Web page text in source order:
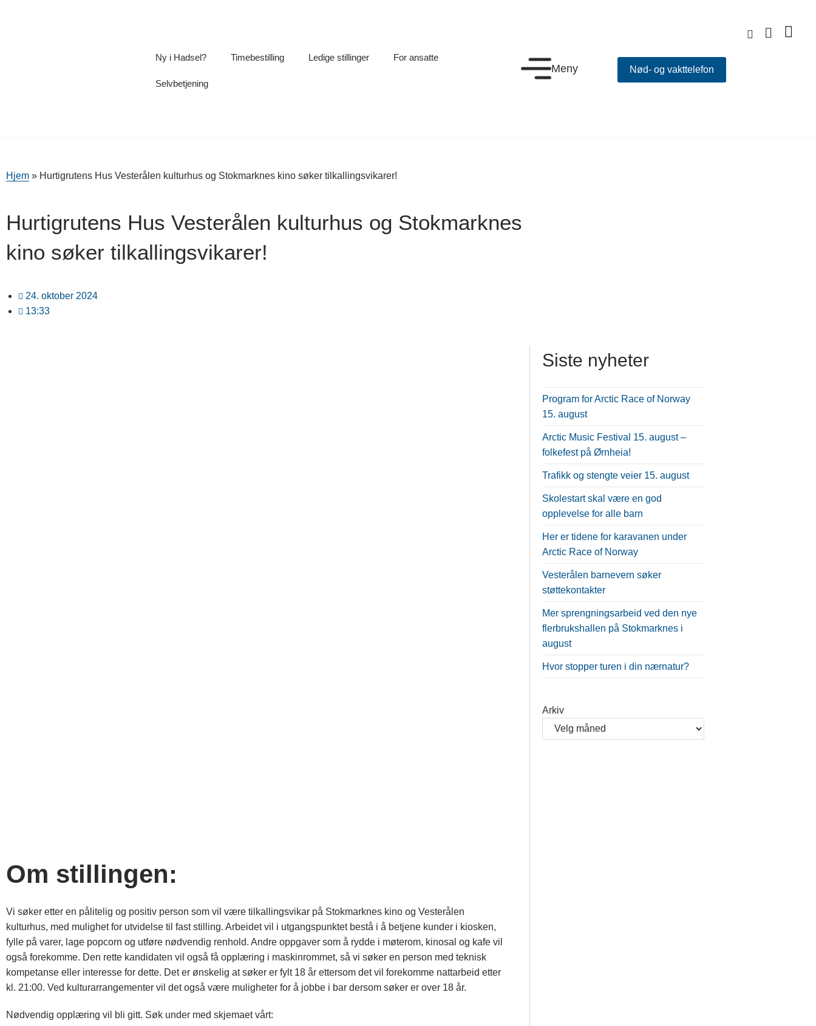
Ny i Hadsel? Timebestilling Ledige stillinger For ansatte
Selvbetjening
Meny Nød- og vakttelefon
Hjem » Hurtigrutens Hus Vesterålen kulturhus og Stokmarknes kino søker tilkallingsvikarer!
Hurtigrutens Hus Vesterålen kulturhus og Stokmarknes
kino søker tilkallingsvikarer!
24. oktober 2024
13:33
Om stillingen:
Vi søker etter en pålitelig og positiv person som vil være tilkallingsvikar på Stokmarknes kino og Vesterålen
kulturhus, med mulighet for utvidelse til fast stilling. Arbeidet vil i utgangspunktet bestå i å betjene kunder i kiosken,
fylle på varer, lage popcorn og utføre nødvendig renhold. Andre oppgaver som å rydde i møterom, kinosal og kafe vil
også forekomme. Den rette kandidaten vil også få opplæring i maskinrommet, så vi søker en person med teknisk
kompetanse eller interesse for dette. Det er ønskelig at søker er fylt 18 år ettersom det vil forekomme nattarbeid etter
kl. 21:00. Ved kulturarrangementer vil det også være muligheter for å jobbe i bar dersom søker er over 18 år.
Nødvendig opplæring vil bli gitt. Søk under med skjemaet vårt:
Siste nyheter
Program for Arctic Race of Norway
15. august
Arctic Music Festival 15. august –
folkefest på Ørnheia!
Trafikk og stengte veier 15. august
Skolestart skal være en god
opplevelse for alle barn
Her er tidene for karavanen under
Arctic Race of Norway
Vesterålen barnevern søker
støttekontakter
Mer sprengningsarbeid ved den nye
flerbrukshallen på Stokmarknes i
august
Hvor stopper turen i din nærnatur?
Arkiv